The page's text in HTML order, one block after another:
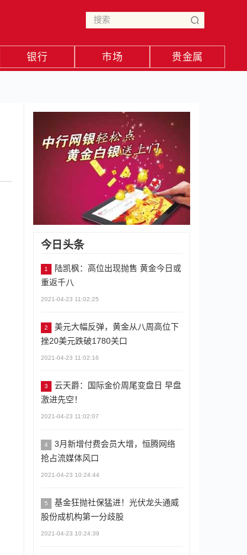
银行 市场 贵金属
今日头条
1
陆凯枫：高位出现抛售 黄金今日或
重返千八
2021-04-23 11:02:25
2
美元大幅反弹，黄金从八周高位下
挫20美元跌破1780关口
2021-04-23 11:02:16
3
云天爵：国际金价周尾变盘日 早盘
激进先空！
2021-04-23 11:02:07
4
3月新增付费会员大增，恒腾网络
抢占流媒体风口
2021-04-23 10:24:44
5
基金狂抛社保猛进！光伏龙头通威
股份成机构第一分歧股
2021-04-23 10:24:39